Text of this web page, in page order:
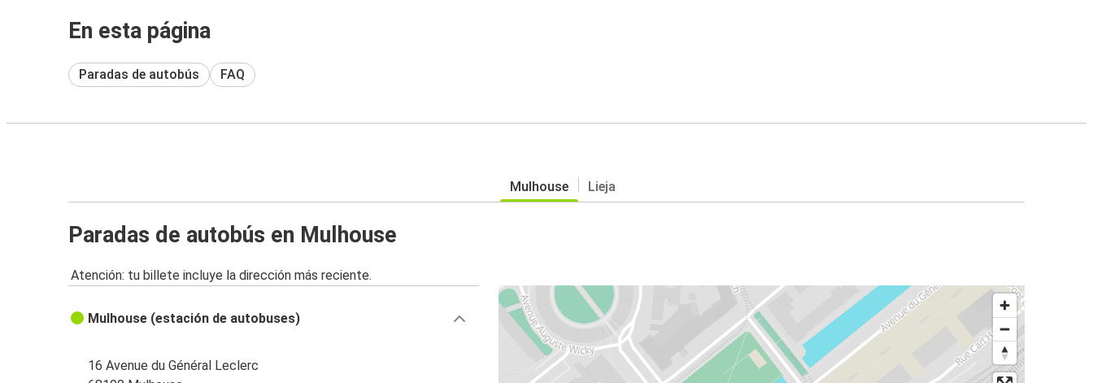
En esta página
Paradas de autobús FAQ
Mulhouse Lieja
Paradas de autobús en Mulhouse
Atención: tu billete incluye la dirección más reciente.
Mulhouse (estación de autobuses)
16 Avenue du Général Leclerc